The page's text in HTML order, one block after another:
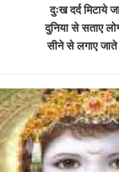
दुःख दर्द मिटाये
दुनिया से सताए
सीने से लगाए